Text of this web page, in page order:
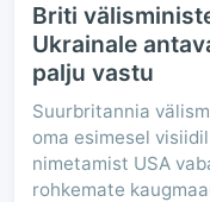
Briti
Ukrainale
palju vastu
Suurbritannia
oma esimesel
nimetamist USA
rohkemate